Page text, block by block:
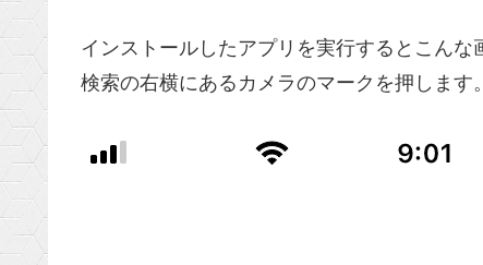
インストールしたアプリを実行するとこんな
検索の右横にあるカメラのマークを押します。